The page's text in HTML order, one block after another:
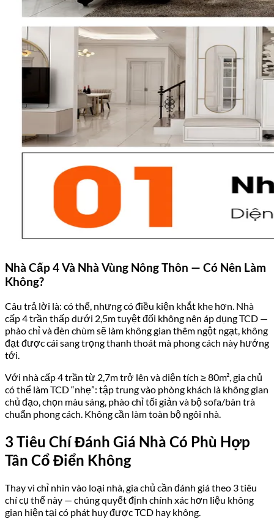
Nhà Cấp 4 Và Nhà Vùng Nông Thôn — Có Nên Làm
Không?
Câu trả lời là: có thể, nhưng có điều kiện khắt khe hơn. Nhà
cấp 4 trần thấp dưới 2,5m tuyệt đối không nên áp dụng TCD —
phào chỉ và đèn chùm sẽ làm không gian thêm ngột ngạt, không
đạt được cái sang trọng thanh thoát mà phong cách này hướng
tới.
Với nhà cấp 4 trần từ 2,7m trở lên và diện tích ≥ 80m², gia chủ
có thể làm TCD “nhẹ”: tập trung vào phòng khách là không gian
chủ đạo, chọn màu sáng, phào chỉ tối giản và bộ sofa/bàn trà
chuẩn phong cách. Không cần làm toàn bộ ngôi nhà.
3 Tiêu Chí Đánh Giá Nhà Có Phù Hợp
Tân Cổ Điển Không
Thay vì chỉ nhìn vào loại nhà, gia chủ cần đánh giá theo 3 tiêu
chí cụ thể này — chúng quyết định chính xác hơn liệu không
gian hiện tại có phát huy được TCD hay không.